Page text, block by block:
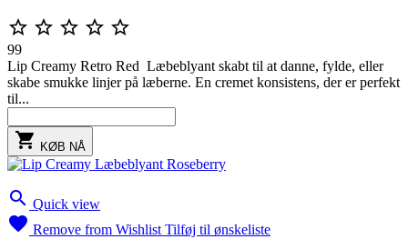
    
99
Lip Creamy Retro Red Læbeblyant skabt til at danne, fylde, eller
skabe smukke linjer på læberne. En cremet konsistens, der er perfekt
til...
 KØB NÅ
 Quick view
 Remove from Wishlist Tilføj til ønskeliste